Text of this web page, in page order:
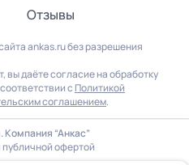
Отзывы
ankas.ru без разрешения
даёте согласие на обработку
с Политикой
соглашением.
“Анкас”
офертой